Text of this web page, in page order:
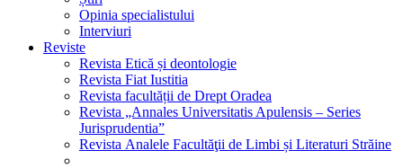
Opinia specialistului
Interviuri
Reviste
Revista Etică și deontologie
Revista Fiat Iustitia
Revista facultății de Drept Oradea
Revista „Annales Universitatis Apulensis – Series
Jurisprudentia”
Revista Analele Facultăţii de Limbi și Literaturi Străine